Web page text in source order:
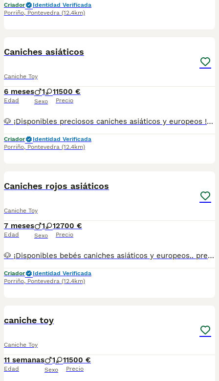
Criador
Identidad Verificada
Porriño, Pontevedra (12.4km)
Caniches asiáticos
Caniche Toy
6 meses
Edad
1 1
Sexo
1500 €
Precio
🐶 ¡Disponibles preciosos caniches asiáticos y europeos ! 🐶✨ Tenemos varios en colores rojos pimentón blancos crema apricot y negro. Se entregan con todo al día (vacunas y desparasitaciones chip y pasaporte) criados en ambiente familiar, con mucho cariño. Disponibles machos y hembras. 📍 Somos de Galicia, pero realizamos entregas en cualquier provincia. 💕 Háblame al 687 482 079 y te enseño lo que tenemos disponible. El precio puede variar según color y sexo
Criador
Identidad Verificada
Porriño, Pontevedra (12.4km)
Caniches rojos asiáticos
Caniche Toy
7 meses
Edad
1 1
Sexo
2700 €
Precio
🐶 ¡Disponibles bebés caniches asiáticos y europeos.. preguntar disponibilidad Tenemos varios en colores para entregar ya y para reservar. Se entregan con todo al día (vacunas y desparasitaciones chip y pasaporte) criados en ambiente familiar, con mucho cariño. Disponibles machos y hembras. 📍 Somos de Galicia, pero realizamos entregas en cualquier provincia. 💕 Háblame al 687 482 079 y te enseño lo que tenemos disponible. El precio puede variar según color y sexo
Criador
Identidad Verificada
Porriño, Pontevedra (12.4km)
caniche toy
Caniche Toy
11 semanas
Edad
1 1
Sexo
1500 €
Precio